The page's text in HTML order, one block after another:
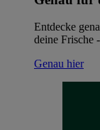
Entdecke
deine Frische
Genau hier